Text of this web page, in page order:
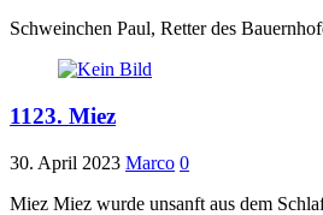
Schweinchen Paul, Retter des
1123. Miez
30. April 2023 Marco 0
Miez Miez wurde unsanft aus dem